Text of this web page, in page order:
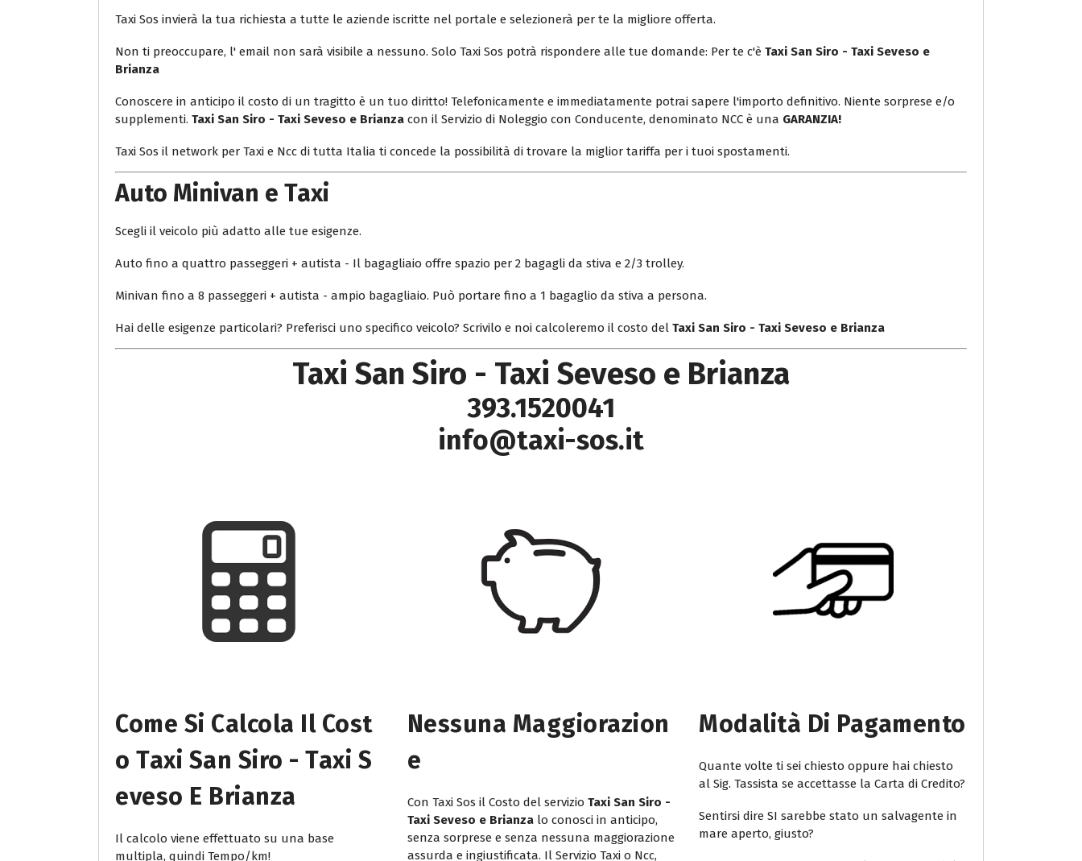
Taxi Sos invierà la tua richiesta a tutte le aziende iscritte nel portale e selezionerà per te la migliore offerta.
Non ti preoccupare, l' email non sarà visibile a nessuno. Solo Taxi Sos potrà rispondere alle tue domande: Per te c'è Taxi San Siro - Taxi Seveso e
Brianza
Conoscere in anticipo il costo di un tragitto è un tuo diritto! Telefonicamente e immediatamente potrai sapere l'importo definitivo. Niente sorprese e/o
supplementi. Taxi San Siro - Taxi Seveso e Brianza con il Servizio di Noleggio con Conducente, denominato NCC è una GARANZIA!
Taxi Sos il network per Taxi e Ncc di tutta Italia ti concede la possibilità di trovare la miglior tariffa per i tuoi spostamenti.
Auto Minivan e Taxi
Scegli il veicolo più adatto alle tue esigenze.
Auto fino a quattro passeggeri + autista - Il bagagliaio offre spazio per 2 bagagli da stiva e 2/3 trolley.
Minivan fino a 8 passeggeri + autista - ampio bagagliaio. Può portare fino a 1 bagaglio da stiva a persona.
Hai delle esigenze particolari? Preferisci uno specifico veicolo? Scrivilo e noi calcoleremo il costo del Taxi San Siro - Taxi Seveso e Brianza
Taxi San Siro - Taxi Seveso e Brianza
393.1520041
info@taxi-sos.it
Come Si Calcola Il Cost
O Taxi San Siro - Taxi S
Eveso E Brianza
Il calcolo viene effettuato su una base
multipla, quindi Tempo/km!
Nessuna Maggiorazion
E
Con Taxi Sos il Costo del servizio Taxi San Siro -
Taxi Seveso e Brianza lo conosci in anticipo,
senza sorprese e senza nessuna maggiorazione
assurda e ingiustificata. Il Servizio Taxi o Ncc,
Modalità Di Pagamento
Quante volte ti sei chiesto oppure hai chiesto
al Sig. Tassista se accettasse la Carta di Credito?
Sentirsi dire SI sarebbe stato un salvagente in
mare aperto, giusto?